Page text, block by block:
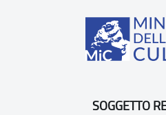
SOGGETTO